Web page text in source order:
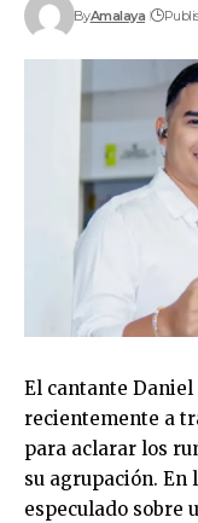
ByAmalaya
El cantante
recientemente a
para aclarar los
su agrupación. En
especulado sobre